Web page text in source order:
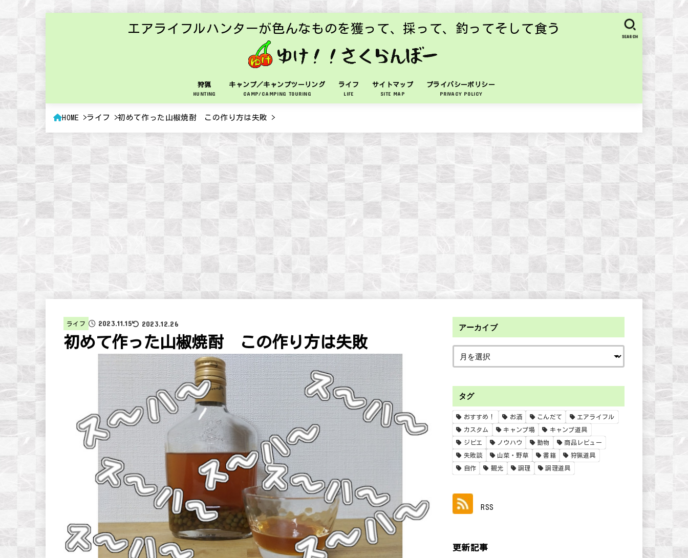
エアライフルハンターが色んなものを獲って、採って、釣ってそして食う
狩猟
HUNTING
キャンプ／キャンプツーリング
CAMP/CAMPING TOURING
ライフ
LIFE
サイトマップ
SITE MAP
プライバシーポリシー
PRIVACY POLICY
SEARCH
HOME ライフ 初めて作った山椒焼酎 この作り方は失敗
ライフ 2023.11.15 2023.12.26
初めて作った山椒焼酎 この作り方は失敗
アーカイブ
タグ
おすすめ！ お酒 こんだて エアライフル
カスタム キャンプ場 キャンプ道具
ジビエ ノウハウ 動物 商品レビュー
失敗談 山菜・野草 書籍 狩猟道具
自作 観光 調理 調理道具
RSS
更新記事